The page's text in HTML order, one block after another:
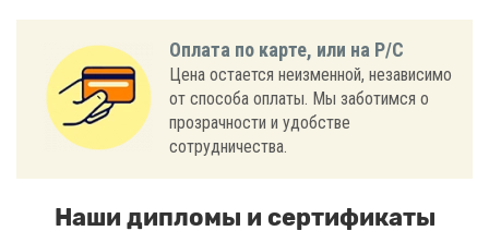
Оплата по карте, или на Р/С
Цена остается неизменной, независимо
от способа оплаты. Мы заботимся о
прозрачности и удобстве
сотрудничества.
Наши дипломы и сертификаты